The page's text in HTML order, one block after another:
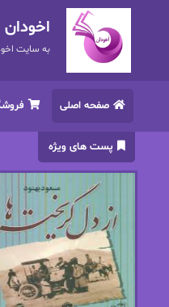
اخودان
به سایت
صفحه اصلی
پست های ویژه